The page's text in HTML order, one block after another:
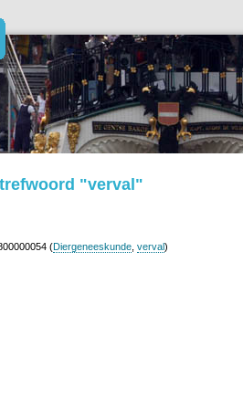
"verval"
(Diergeneeskunde verval)